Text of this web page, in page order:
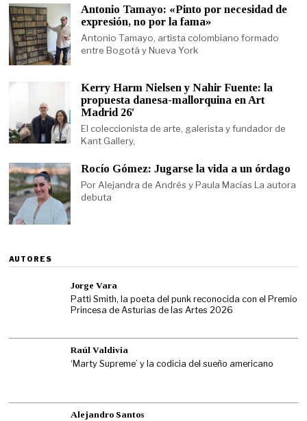
Antonio Tamayo: «Pinto por necesidad de
expresión, no por la fama»
Antonio Tamayo, artista colombiano formado
entre Bogotá y Nueva York
Kerry Harm Nielsen y Nahir Fuente: la
propuesta danesa-mallorquina en Art
Madrid 26′
El coleccionista de arte, galerista y fundador de
Kant Gallery,
Rocío Gómez: Jugarse la vida a un órdago
Por Alejandra de Andrés y Paula Macías La autora
debuta
AUTORES
Jorge Vara
Patti Smith, la poeta del punk reconocida con el Premio
Princesa de Asturias de las Artes 2026
Raúl Valdivia
‘Marty Supreme’ y la codicia del sueño americano
Alejandro Santos